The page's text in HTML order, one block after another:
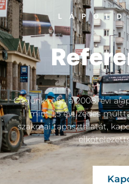
Cégünk már, a 2008. évi
mint 1,5 évtizedes
szakmai tapasztalatát,